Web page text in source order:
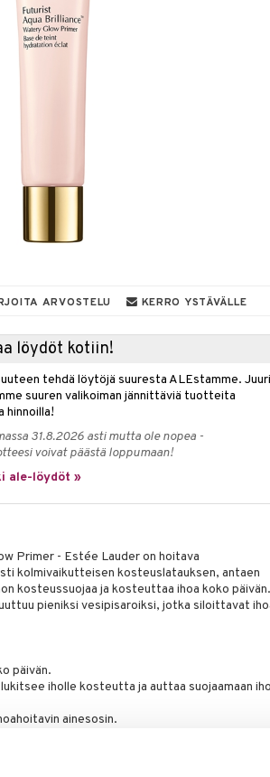
ARVOSTELU KERRO YSTÄVÄLLE
löydöt kotiin!
tehdä löytöjä suuresta ALEstamme. Juuri
suuren valikoiman jännittäviä tuotteita
hinnoilla!
31.8.2026 asti mutta ole nopea -
voivat päästä loppumaan!
ale-löydöt »
Primer - Estée Lauder on hoitava
kolmivaikutteisen kosteuslatauksen, antaen
kosteussuojaa ja kosteuttaa ihoa koko päivän.
pieniksi vesipisaroiksi, jotka siloittavat
päivän.
iholle kosteutta ja auttaa suojaamaan
ainesosin.
pinnan ihollesi. Antaa iholle raikkaan ja
hehkun.